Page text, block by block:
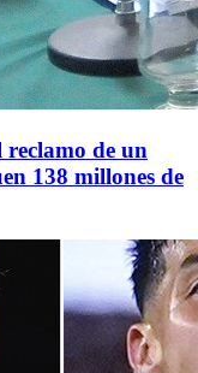
de un
138 millones de